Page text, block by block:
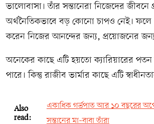
ভালোবাসা। তাঁর সন্তানেরা নিজেদের জীবনে
অর্থনৈতিকভাবে বড় কোনো চাপও নেই।
করেন নিজের আনন্দের জন্য, প্রয়োজনের
অনেকের কাছে এটি হয়তো ক্যারিয়ারের
পারে। কিন্তু রাজীব ভার্মার কাছে এটি
Also
read:
একাধিক গর্ভপাত আর ১০ বছরের
সন্তানের মা–বাবা তাঁরা